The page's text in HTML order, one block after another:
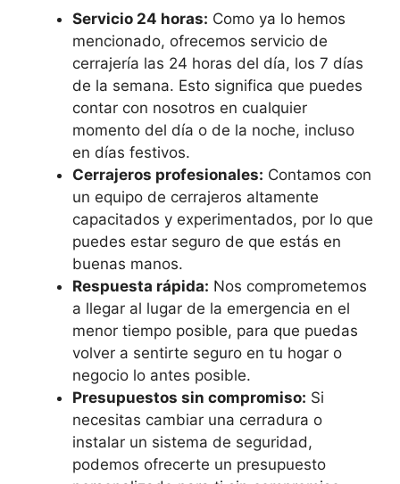
Servicio 24 horas: Como ya lo hemos
mencionado, ofrecemos servicio de
cerrajería las 24 horas del día, los 7 días
de la semana. Esto significa que puedes
contar con nosotros en cualquier
momento del día o de la noche, incluso
en días festivos.
Cerrajeros profesionales: Contamos con
un equipo de cerrajeros altamente
capacitados y experimentados, por lo que
puedes estar seguro de que estás en
buenas manos.
Respuesta rápida: Nos comprometemos
a llegar al lugar de la emergencia en el
menor tiempo posible, para que puedas
volver a sentirte seguro en tu hogar o
negocio lo antes posible.
Presupuestos sin compromiso: Si
necesitas cambiar una cerradura o
instalar un sistema de seguridad,
podemos ofrecerte un presupuesto